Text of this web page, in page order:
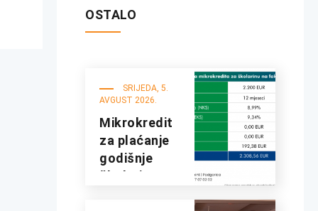
OSTALO
SRIJEDA, 5.
AVGUST 2026.
Mikrokredit
za plaćanje
godišnje
školarine na